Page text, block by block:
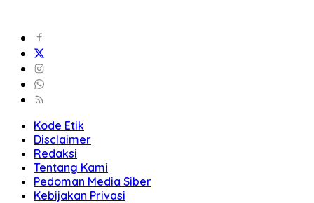
Kode Etik
Disclaimer
Redaksi
Tentang Kami
Pedoman Media Siber
Kebijakan Privasi